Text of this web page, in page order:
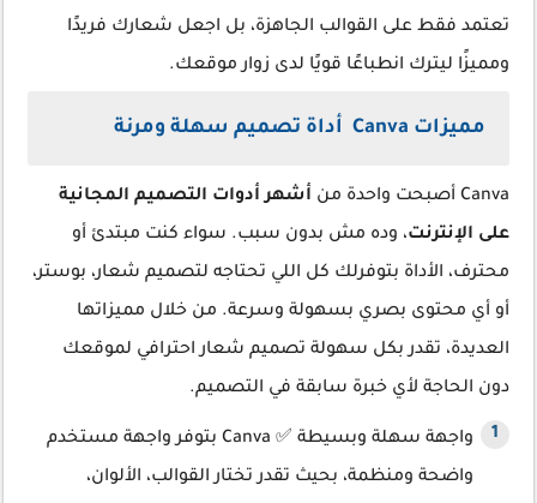
تعتمد فقط على القوالب الجاهزة، بل اجعل شعارك فريدًا
ومميزًا ليترك انطباعًا قويًا لدى زوار موقعك.
مميزات Canva أداة تصميم سهلة ومرنة
Canva أصبحت واحدة من
أشهر أدوات التصميم المجانية
على الإنترنت، وده مش بدون سبب. سواء كنت مبتدئ أو
محترف، الأداة بتوفرلك كل اللي تحتاجه لتصميم شعار، بوستر،
أو أي محتوى بصري بسهولة وسرعة. من خلال مميزاتها
العديدة، تقدر بكل سهولة تصميم شعار احترافي لموقعك
دون الحاجة لأي خبرة سابقة في التصميم.
واجهة سهلة وبسيطة ✅ Canva بتوفر واجهة مستخدم
واضحة ومنظمة، بحيث تقدر تختار القوالب، الألوان،